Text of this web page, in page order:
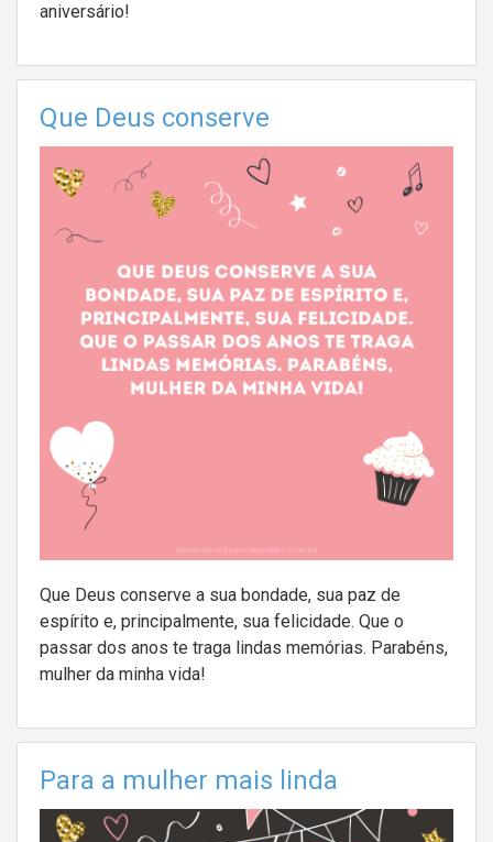
aniversário!
Que Deus conserve
Que Deus conserve a sua bondade, sua paz de
espírito e, principalmente, sua felicidade. Que o
passar dos anos te traga lindas memórias. Parabéns,
mulher da minha vida!
Para a mulher mais linda